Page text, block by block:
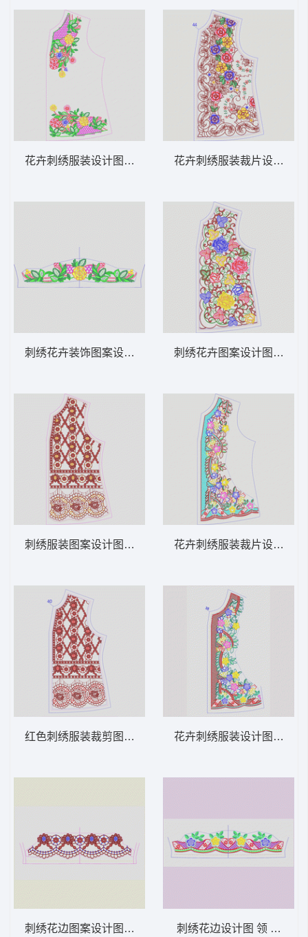
花卉刺绣服装设计图 领 衣边下摆 中东阿拉
刺绣花卉装饰图案设计图 领 衣边下摆 中东
刺绣服装图案设计图 领 衣边下摆 中东阿拉
红色刺绣服装裁剪图 领 衣边下摆 中东阿拉
刺绣花边图案设计图 领 衣边下摆 中东阿拉
花卉刺绣服装裁片设计图
刺绣花卉图案设计图 领 衣
花卉刺绣服装裁片设计图
花卉刺绣服装设计图 领 衣
刺绣花边设计图 领 衣边下